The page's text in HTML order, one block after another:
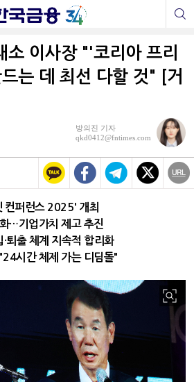
소 이사장 "'코리아 프리
는 데 최선 다할 것" [거
방의진 기자
qkd0412@fntimes.com
컨퍼런스 2025' 개최
…기업가치 제고 추진
·퇴출 체계 지속적 합리화
시간 체제 가는 디딤돌"